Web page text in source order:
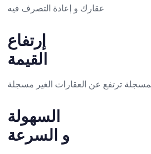
عقارك و إعادة التصرف فيه
إرتفاع
القيمة
ترتفع عن العقارات الغير مسجلة
السهولة
و السرعة